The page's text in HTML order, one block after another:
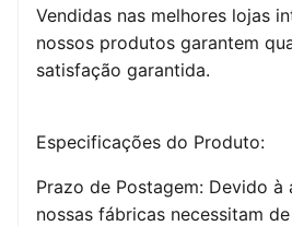
Vendidas nas melhores lojas
nossos produtos garantem
satisfação garantida.
Especificações do Produto:
Prazo de Postagem: Devido à
nossas fábricas necessitam